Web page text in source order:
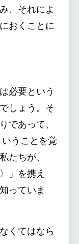
、それによ
おくことに
必要という
しょう。そ
であって、
うことを覚
たちが、
」を携え
っていま
くてはなら